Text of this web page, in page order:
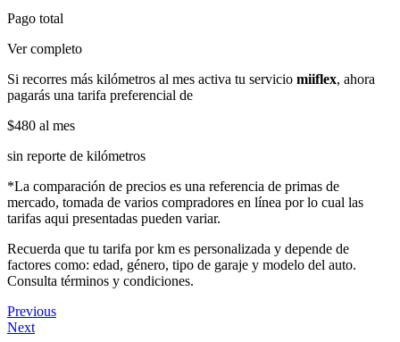
Pago total
Ver completo
Si recorres más kilómetros al mes activa tu servicio miiflex, ahora
pagarás una tarifa preferencial de
$480 al mes
sin reporte de kilómetros
*La comparación de precios es una referencia de primas de
mercado, tomada de varios compradores en línea por lo cual las
tarifas aqui presentadas pueden variar.
Recuerda que tu tarifa por km es personalizada y depende de
factores como: edad, género, tipo de garaje y modelo del auto.
Consulta términos y condiciones.
Previous
Next